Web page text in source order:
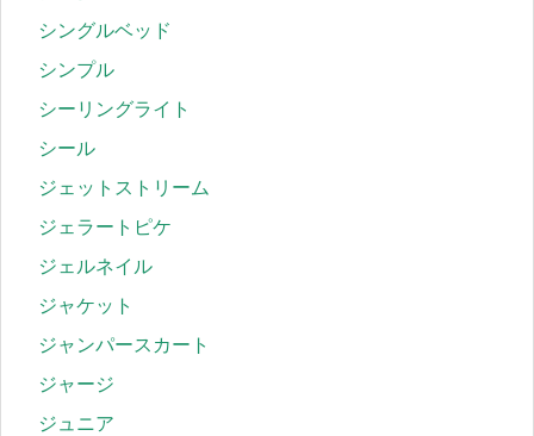
シングルベッド
シンプル
シーリングライト
シール
ジェットストリーム
ジェラートピケ
ジェルネイル
ジャケット
ジャンパースカート
ジャージ
ジュニア